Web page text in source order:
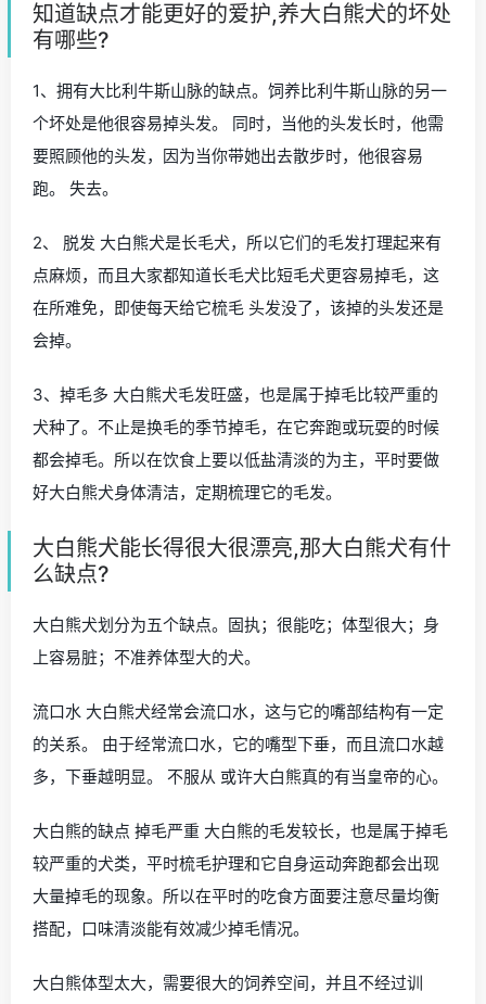
知道缺点才能更好的爱护,养大白熊犬的坏处
有哪些?
1、拥有大比利牛斯山脉的缺点。饲养比利牛斯山脉的另一
个坏处是他很容易掉头发。 同时，当他的头发长时，他需
要照顾他的头发，因为当你带她出去散步时，他很容易
跑。 失去。
2、 脱发 大白熊犬是长毛犬，所以它们的毛发打理起来有
点麻烦，而且大家都知道长毛犬比短毛犬更容易掉毛，这
在所难免，即使每天给它梳毛 头发没了，该掉的头发还是
会掉。
3、掉毛多 大白熊犬毛发旺盛，也是属于掉毛比较严重的
犬种了。不止是换毛的季节掉毛，在它奔跑或玩耍的时候
都会掉毛。所以在饮食上要以低盐清淡的为主，平时要做
好大白熊犬身体清洁，定期梳理它的毛发。
大白熊犬能长得很大很漂亮,那大白熊犬有什
么缺点?
大白熊犬划分为五个缺点。固执；很能吃；体型很大；身
上容易脏；不准养体型大的犬。
流口水 大白熊犬经常会流口水，这与它的嘴部结构有一定
的关系。 由于经常流口水，它的嘴型下垂，而且流口水越
多，下垂越明显。 不服从 或许大白熊真的有当皇帝的心。
大白熊的缺点 掉毛严重 大白熊的毛发较长，也是属于掉毛
较严重的犬类，平时梳毛护理和它自身运动奔跑都会出现
大量掉毛的现象。所以在平时的吃食方面要注意尽量均衡
搭配，口味清淡能有效减少掉毛情况。
大白熊体型太大，需要很大的饲养空间，并且不经过训